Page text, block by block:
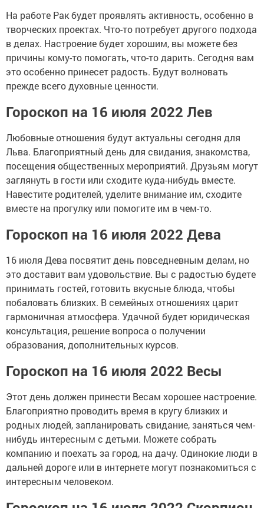
На работе Рак будет проявлять активность, особенно в
творческих проектах. Что-то потребует другого подхода
в делах. Настроение будет хорошим, вы можете без
причины кому-то помогать, что-то дарить. Сегодня вам
это особенно принесет радость. Будут волновать
прежде всего духовные ценности.
Гороскоп на 16 июля 2022 Лев
Любовные отношения будут актуальны сегодня для
Льва. Благоприятный день для свидания, знакомства,
посещения общественных мероприятий. Друзьям могут
заглянуть в гости или сходите куда-нибудь вместе.
Навестите родителей, уделите внимание им, сходите
вместе на прогулку или помогите им в чем-то.
Гороскоп на 16 июля 2022 Дева
16 июля Дева посвятит день повседневным делам, но
это доставит вам удовольствие. Вы с радостью будете
принимать гостей, готовить вкусные блюда, чтобы
побаловать близких. В семейных отношениях царит
гармоничная атмосфера. Удачной будет юридическая
консультация, решение вопроса о получении
образования, дополнительных курсов.
Гороскоп на 16 июля 2022 Весы
Этот день должен принести Весам хорошее настроение.
Благоприятно проводить время в кругу близких и
родных людей, запланировать свидание, заняться чем-
нибудь интересным с детьми. Можете собрать
компанию и поехать за город, на дачу. Одинокие люди в
дальней дороге или в интернете могут познакомиться с
интересным человеком.